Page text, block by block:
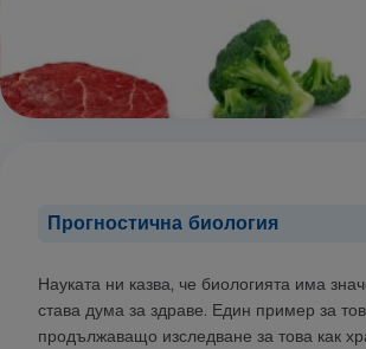
Прогностична биология
Науката ни казва, че биологията има
става дума за здраве. Един пример за
продължаващо изследване за това как